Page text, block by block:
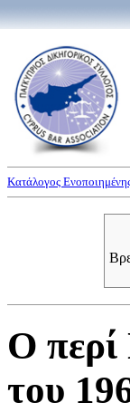
Κατάλογος
Ο
του